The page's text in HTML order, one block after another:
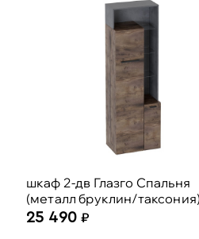
шкаф 2-дв Глазго Спальня
(металл бруклин/таксония)
25 490